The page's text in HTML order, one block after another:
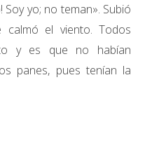
Soy yo; no teman». Subió
el viento. Todos
y es que no habían
panes, pues tenían la